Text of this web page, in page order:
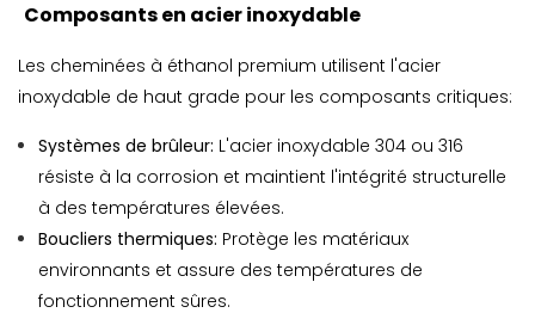
Composants en acier inoxydable
Les cheminées à éthanol premium utilisent l'acier
inoxydable de haut grade pour les composants critiques:
Systèmes de brûleur: L'acier inoxydable 304 ou 316
résiste à la corrosion et maintient l'intégrité structurelle
à des températures élevées.
Boucliers thermiques: Protège les matériaux
environnants et assure des températures de
fonctionnement sûres.